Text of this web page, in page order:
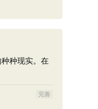
种现实。在
完善